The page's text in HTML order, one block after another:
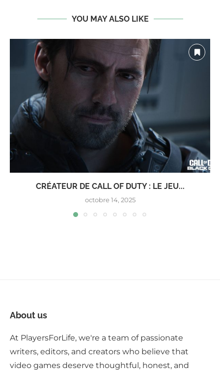
YOU MAY ALSO LIKE
CRÉATEUR DE CALL OF DUTY : LE JEU...
octobre 14, 2025
About us
At PlayersForLife, we're a team of passionate
writers, editors, and creators who believe that
video games deserve thoughtful, honest, and